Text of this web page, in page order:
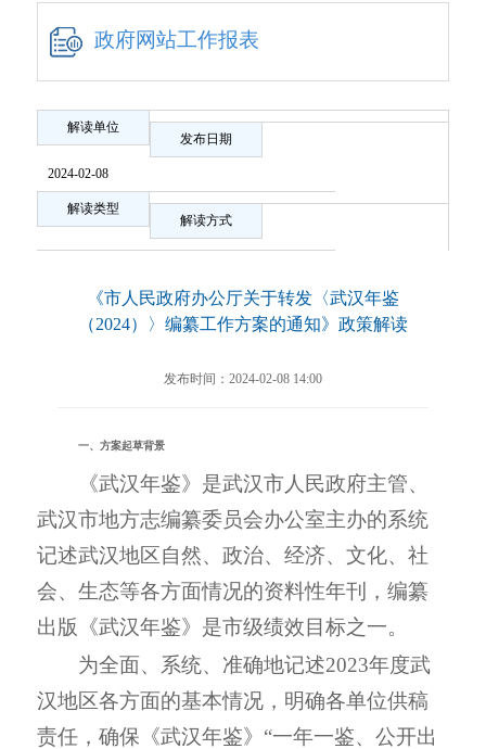
政府网站工作报表
解读单位
发布日期
2024-02-08
解读类型
解读方式
《市人民政府办公厅关于转发〈武汉年鉴
（2024）〉编纂工作方案的通知》政策解读
发布时间：2024-02-08 14:00
一、方案起草背景
《武汉年鉴》是武汉市人民政府主管、
武汉市地方志编纂委员会办公室主办的系统
记述武汉地区自然、政治、经济、文化、社
会、生态等各方面情况的资料性年刊，编纂
出版《武汉年鉴》是市级绩效目标之一。
为全面、系统、准确地记述2023年度武
汉地区各方面的基本情况，明确各单位供稿
责任，确保《武汉年鉴》“一年一鉴、公开出